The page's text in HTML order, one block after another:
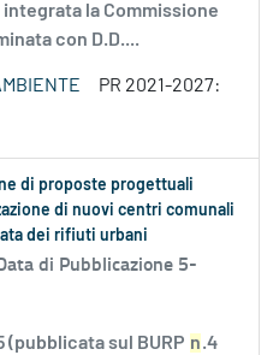
la Commissione
con D.D....
PR 2021-2027:
di proposte progettuali
di nuovi centri comunali
dei rifiuti urbani
di Pubblicazione 5-
(pubblicata sul BURP n.4